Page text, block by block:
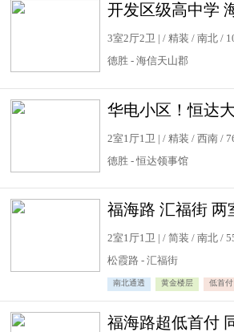
3室2厅2卫 | / 精装 / 南北 /
德胜 - 海信天山郡
2室1厅1卫 | / 精装 / 西南 /
德胜 - 恒达领事馆
福海路 汇福街 两
2室1厅1卫 | / 简装 / 南北 /
松霞路 - 汇福街
南北通透 黄金楼层 低首付